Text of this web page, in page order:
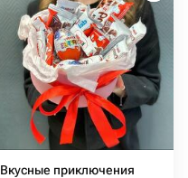
Вкусные приключения